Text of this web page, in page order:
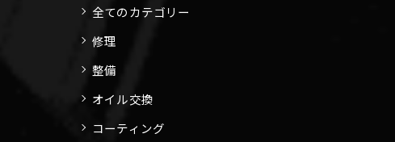
全てのカテゴリー
修理
整備
オイル交換
コーティング